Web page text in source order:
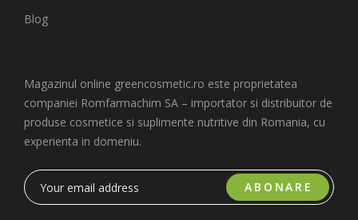
Blog
Magazinul online greencosmetic.ro este proprietatea
companiei Romfarmachim SA – importator si distribuitor de
produse cosmetice si suplimente nutritive din Romania, cu
experienta in domeniu.
ABONARE